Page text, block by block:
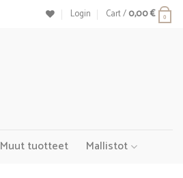
Login Cart /0,00€ 0
Muut tuotteet Mallistot